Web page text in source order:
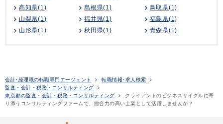
高知県(1)
島根県(1)
鳥取県(1)
山梨県(1)
福井県(1)
福島県(1)
山形県(1)
秋田県(1) 青森県(1)
会計･経理職の転職専門エージェント
転職情報･求人検索
監査・会計・税務・コンサルティング
東京都の監査・会計・税務・コンサルティング
クライアントのビジネスサイクルに寄
り添うコンサルティングファームで、総合力の高い士業として活躍しませんか？